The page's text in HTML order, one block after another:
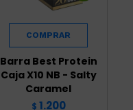
Barra Best Protein
Caja X10 NB - Salty
Caramel
$ 1.200